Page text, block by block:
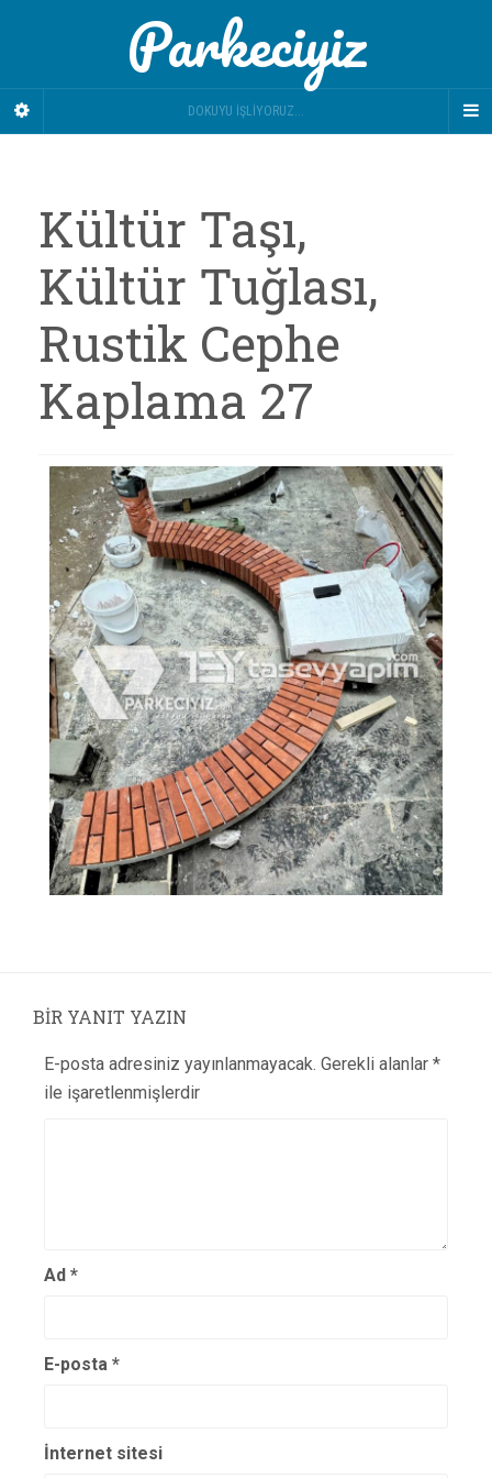
Parkeciyiz
DOKUYU İŞLIYORUZ...
Kültür Taşı,
Kültür Tuğlası,
Rustik Cephe
Kaplama 27
BIR YANIT YAZIN
E-posta adresiniz yayınlanmayacak. Gerekli alanlar *
ile işaretlenmişlerdir
Ad *
E-posta *
İnternet sitesi